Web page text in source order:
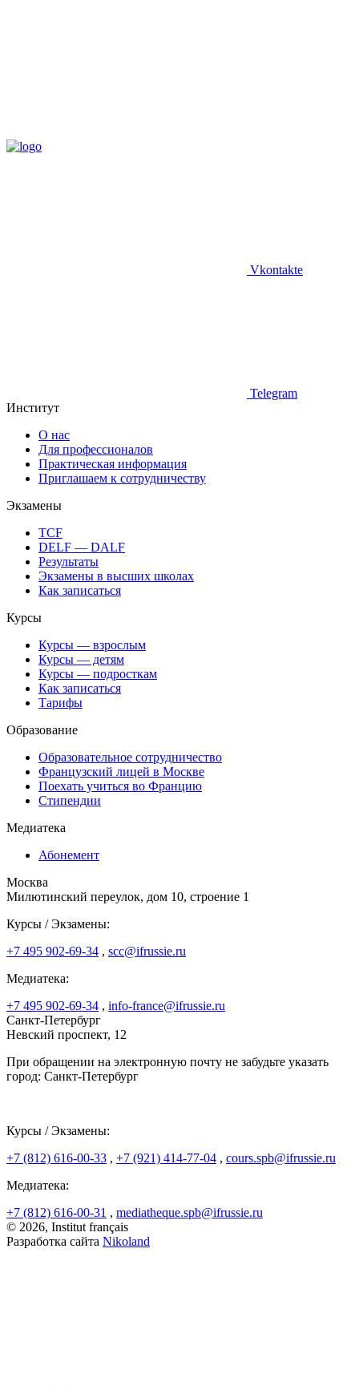
Vkontakte
Telegram
Институт
О нас
Для профессионалов
Практическая информация
Приглашаем к сотрудничеству
Экзамены
TCF
DELF — DALF
Результаты
Экзамены в высших школах
Как записаться
Курсы
Курсы — взрослым
Курсы — детям
Курсы — подросткам
Как записаться
Тарифы
Образование
Образовательное сотрудничество
Французский лицей в Москве
Поехать учиться во Францию
Стипендии
Медиатека
Абонемент
Москва
Милютинский переулок, дом 10, строение 1
Курсы / Экзамены:
+7 495 902-69-34 , scc@ifrussie.ru
Медиатека:
+7 495 902-69-34 , info-france@ifrussie.ru
Санкт-Петербург
Невский проспект, 12
При обращении на электронную почту не забудьте указать
город: Санкт-Петербург
Курсы / Экзамены:
+7 (812) 616-00-33 , +7 (921) 414-77-04 , cours.spb@ifrussie.ru
Медиатека:
+7 (812) 616-00-31 , mediatheque.spb@ifrussie.ru
© 2026, Institut français
Разработка сайта Nikoland